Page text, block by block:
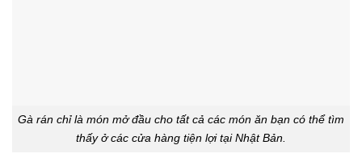
Gà rán chỉ là món mở đầu cho tất cả các món ăn bạn có thể tìm
thấy ở các cửa hàng tiện lợi tại Nhật Bản.